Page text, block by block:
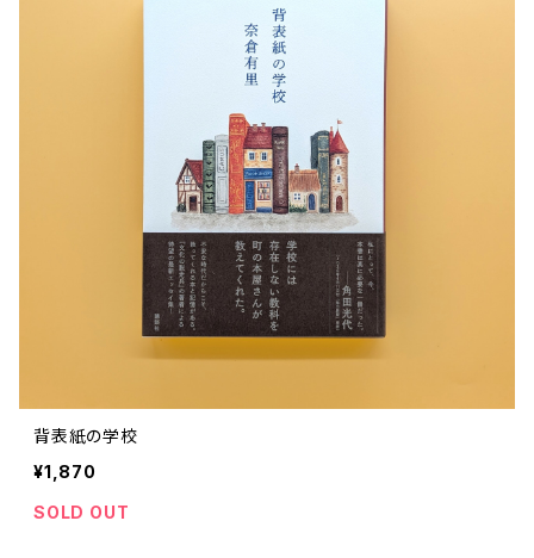
背表紙の学校
¥1,870
SOLD OUT